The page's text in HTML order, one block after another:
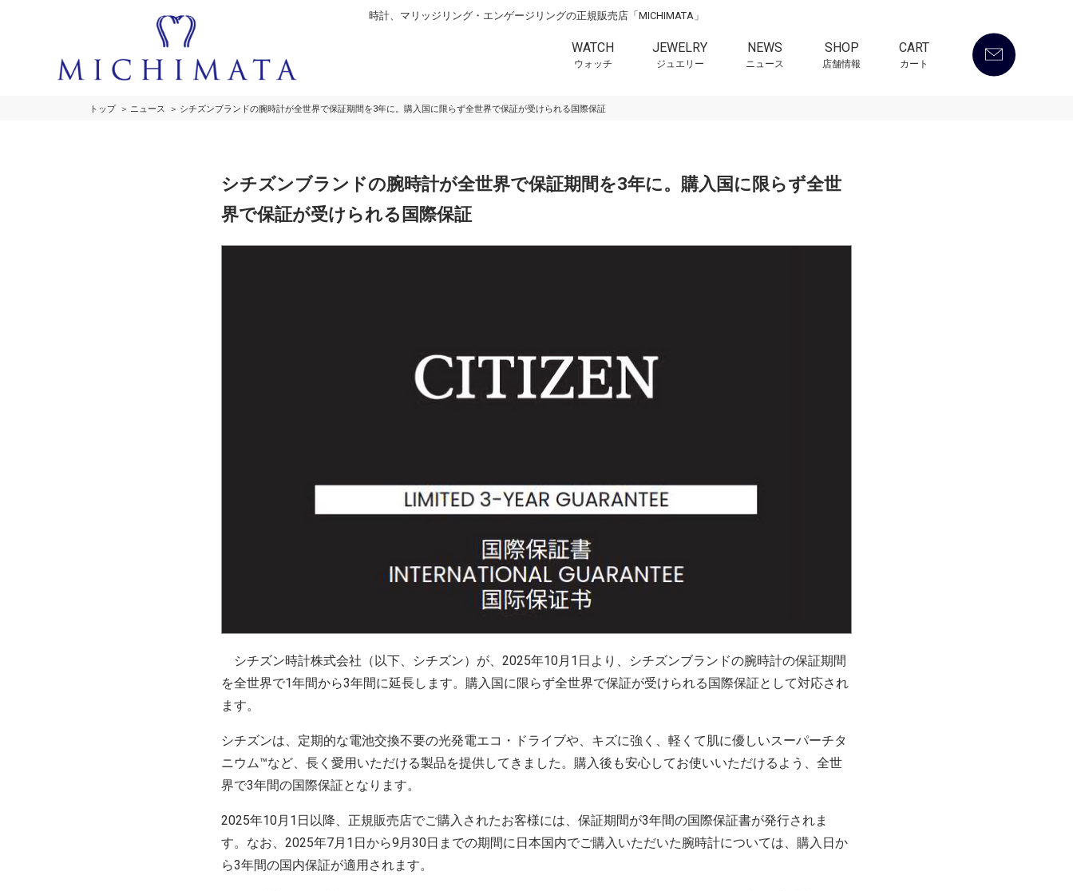
時計、マリッジリング・エンゲージリングの正規販売店「MICHIMATA」
WATCH
ウォッチ
JEWELRY
ジュエリー
NEWS
ニュース
SHOP
店舗情報
CART
カート
トップ ニュース シチズンブランドの腕時計が全世界で保証期間を3年に。購入国に限らず全世界で保証が受けられる国際保証
シチズンブランドの腕時計が全世界で保証期間を3年に。購入国に限らず全世
界で保証が受けられる国際保証
シチズン時計株式会社（以下、シチズン）が、2025年10月1日より、シチズンブランドの腕時計の保証期間
を全世界で1年間から3年間に延長します。購入国に限らず全世界で保証が受けられる国際保証として対応され
ます。
シチズンは、定期的な電池交換不要の光発電エコ・ドライブや、キズに強く、軽くて肌に優しいスーパーチタ
ニウム™など、長く愛用いただける製品を提供してきました。購入後も安心してお使いいただけるよう、全世
界で3年間の国際保証となります。
2025年10月1日以降、正規販売店でご購入されたお客様には、保証期間が3年間の国際保証書が発行されま
す。なお、2025年7月1日から9月30日までの期間に日本国内でご購入いただいた腕時計については、購入日か
ら3年間の国内保証が適用されます。